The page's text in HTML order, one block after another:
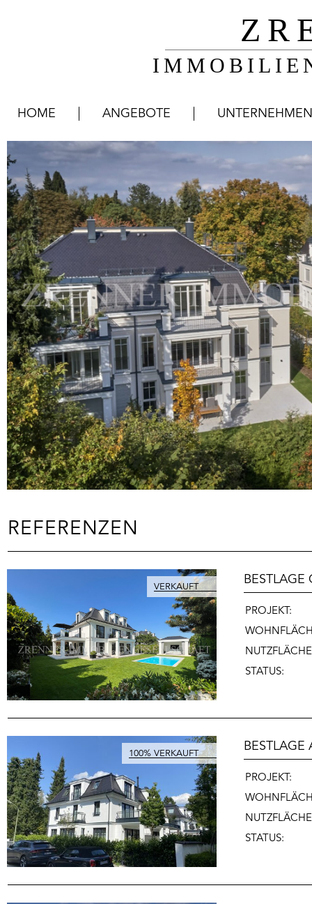
HOME ANGEBOTE UNTERNEHMEN
REFERENZEN
BESTLAGE
PROJEKT:
STATUS:
BESTLAGE
PROJEKT:
STATUS: